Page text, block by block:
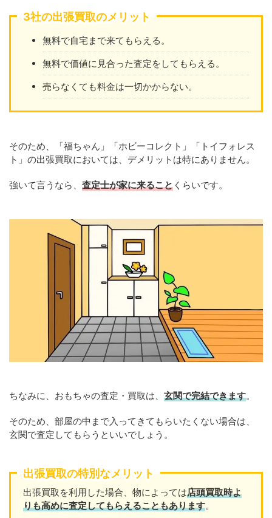
3社の出張買取のメリット
無料で自宅まで来てもらえる。
無料で価値に見合った査定をしてもらえる。
売らなくても料金は一切かからない。
そのため、「福ちゃん」「ホビーコレクト」「トイフォレス
ト」の出張買取においては、デメリットは特にありません。
強いて言うなら、 査定士が家に来ること くらいです。
ちなみに、おもちゃの査定・買取は、 玄関で完結できます。
そのため、部屋の中まで入ってきてもらいたくない場合は、
玄関で査定してもらうといいでしょう。
出張買取の特別なメリット
出張買取を利用した場合、物によっては店頭買取時よ
りも高めに査定してもらえることもあります。